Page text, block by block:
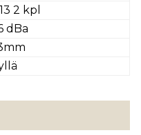
2 kpl
dBa